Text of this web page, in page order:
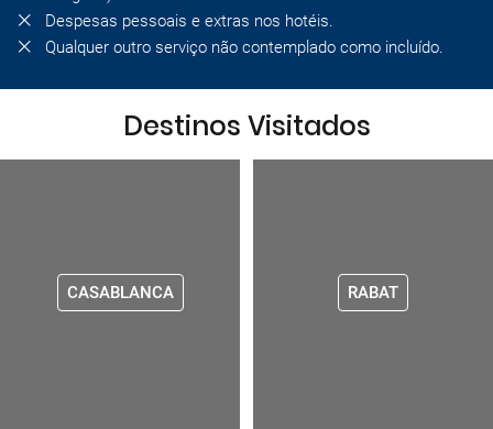
Despesas pessoais e extras nos hotéis.
Qualquer outro serviço não contemplado como incluído.
Destinos Visitados
CASABLANCA RABAT